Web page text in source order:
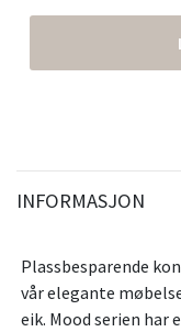
INFORMASJON
Plassbesparende
vår elegante
eik. Mood serien